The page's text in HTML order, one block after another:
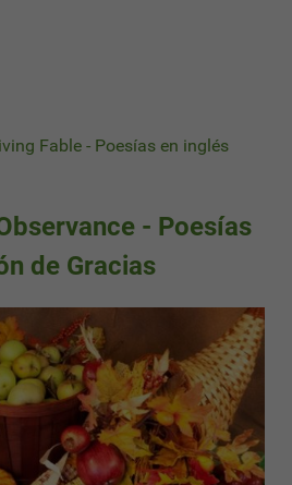
Fable - Poesías en inglés
- Poesías
de Gracias